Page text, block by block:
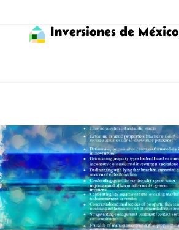
Inversiones de México